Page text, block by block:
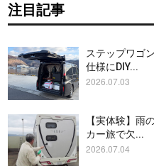
注目記事
ステップワゴ
仕様にDIY...
2026.07.03
【実体験】雨
カー旅で欠...
2026.07.04